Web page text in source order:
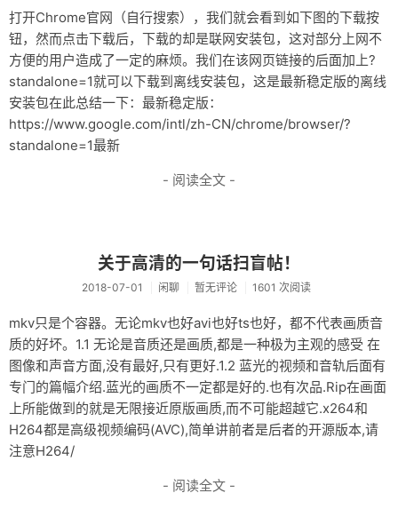
打开Chrome官网（自行搜索），我们就会看到如下图的下载按
钮，然而点击下载后，下载的却是联网安装包，这对部分上网不
方便的用户造成了一定的麻烦。我们在该网页链接的后面加上?
standalone=1就可以下载到离线安装包，这是最新稳定版的离线
安装包在此总结一下：最新稳定版：
https://www.google.com/intl/zh-CN/chrome/browser/?
standalone=1最新
- 阅读全文 -
关于高清的一句话扫盲帖！
2018-07-01 闲聊 暂无评论 1601 次阅读
mkv只是个容器。无论mkv也好avi也好ts也好，都不代表画质音
质的好坏。1.1 无论是音质还是画质,都是一种极为主观的感受 在
图像和声音方面,没有最好,只有更好.1.2 蓝光的视频和音轨后面有
专门的篇幅介绍.蓝光的画质不一定都是好的.也有次品.Rip在画面
上所能做到的就是无限接近原版画质,而不可能超越它.x264和
H264都是高级视频编码(AVC),简单讲前者是后者的开源版本,请
注意H264/
- 阅读全文 -